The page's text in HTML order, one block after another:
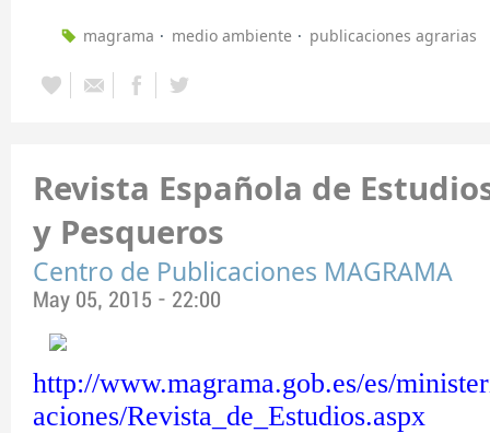
magrama medio ambiente publicaciones agrarias
Revista Española de
y Pesqueros
Centro de Publicaciones MAGRAMA
May 05, 2015 - 22:00
http://www.magrama.gob.es/es/
aciones/Revista_de_Estudios.aspx